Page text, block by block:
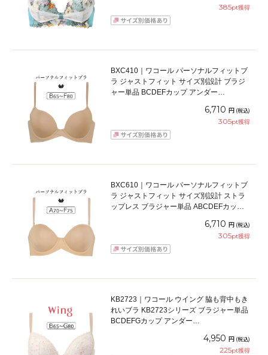
385pt獲得
BXC410｜ワコール パーソナルフィットブ
ラ ジャストフィット サイズ別設計 ブラジ
ャー単品 BCDEFカップ アンダー
6,710 円 (税込)
305pt獲得
BXC610｜ワコール パーソナルフィットブ
ラ ジャストフィット サイズ別設計 ストラ
ップレス ブラジャー単品 ABCDEFカップ
6,710 円 (税込)
305pt獲得
KB2723｜ワコール ウイング 脇も背中もき
れいブラ KB2723シリーズ ブラジャー単品
BCDEFGカップ アンダー
4,950 円 (税込)
225pt獲得